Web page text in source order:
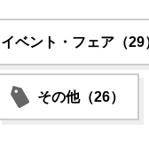
イベント・フェア（29
その他（26）